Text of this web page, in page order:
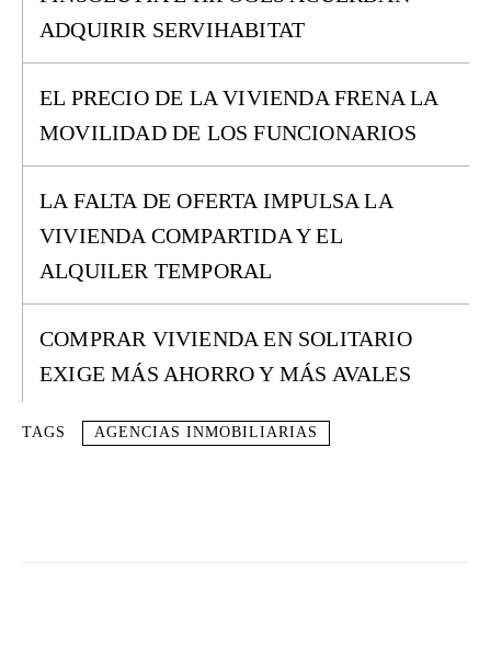
ADQUIRIR SERVIHABITAT
EL PRECIO DE LA VIVIENDA FRENA LA
MOVILIDAD DE LOS FUNCIONARIOS
LA FALTA DE OFERTA IMPULSA LA
VIVIENDA COMPARTIDA Y EL
ALQUILER TEMPORAL
COMPRAR VIVIENDA EN SOLITARIO
EXIGE MÁS AHORRO Y MÁS AVALES
TAGS AGENCIAS INMOBILIARIAS